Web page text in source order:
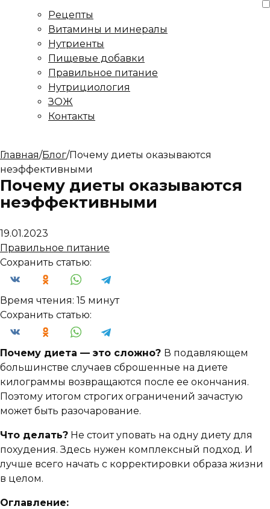
Рецепты
Витамины и минералы
Нутриенты
Пищевые добавки
Правильное питание
Нутрициология
ЗОЖ
Контакты
Главная/Блог/Почему диеты оказываются
неэффективными
Почему диеты оказываются
неэффективными
19.01.2023
Правильное питание
Сохранить статью:
Время чтения: 15 минут
Сохранить статью:
Почему диета — это сложно? В подавляющем
большинстве случаев сброшенные на диете
килограммы возвращаются после ее окончания.
Поэтому итогом строгих ограничений зачастую
может быть разочарование.
Что делать? Не стоит уповать на одну диету для
похудения. Здесь нужен комплексный подход. И
лучше всего начать с корректировки образа жизни
в целом.
Оглавление: